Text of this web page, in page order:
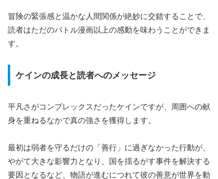
冒険の緊張感と温かな人間関係が絶妙に交錯することで、
読者はただのバトル漫画以上の感動を味わうことができま
す。
ケインの成長と読者へのメッセージ
平凡さがコンプレックスだったケインですが、周囲への献
身を重ねるなかで真の強さを獲得します。
最初は弱者を守るだけの「善行」に過ぎなかった行動が、
やがて大きな影響力となり、国を揺るがす事件を解決する
要因となるなど、物語が進むにつれて彼の善意が世界を動